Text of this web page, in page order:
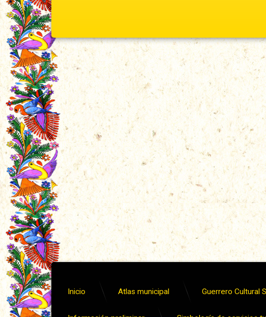
Inicio Atlas municipal Guerrero Cultural